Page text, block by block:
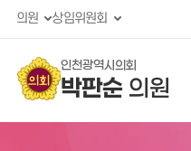
의원 상임위원회
인천광역시의회
박판순 의원